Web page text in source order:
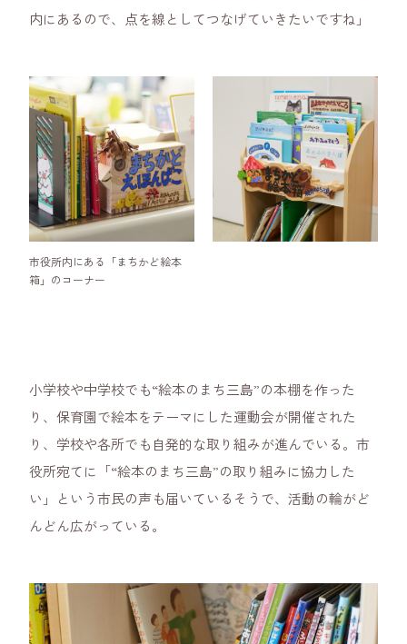
内にあるので、点を線としてつなげていきたいですね」
市役所内にある「まちかど絵本
箱」のコーナー
小学校や中学校でも“絵本のまち三島”の本棚を作った
り、保育園で絵本をテーマにした運動会が開催された
り、学校や各所でも自発的な取り組みが進んでいる。市
役所宛てに「“絵本のまち三島”の取り組みに協力した
い」という市民の声も届いているそうで、活動の輪がど
んどん広がっている。